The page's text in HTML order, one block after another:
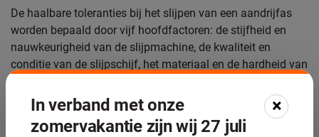
De haalbare toleranties bij het slijpen van een aandrijfas
worden bepaald door vijf hoofdfactoren: de stijfheid en
nauwkeurigheid van de slijpmachine, de kwaliteit en
conditie van de slijpschijf, het materiaal en de hardheid van
en de nauwkeurigheid van het meetproces tijdens en na het
slijpen.
In verband met onze
zomervakantie zijn wij 27 juli
×